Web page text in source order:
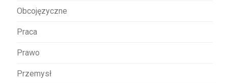
Obcojęzyczne
Praca
Prawo
Przemysł